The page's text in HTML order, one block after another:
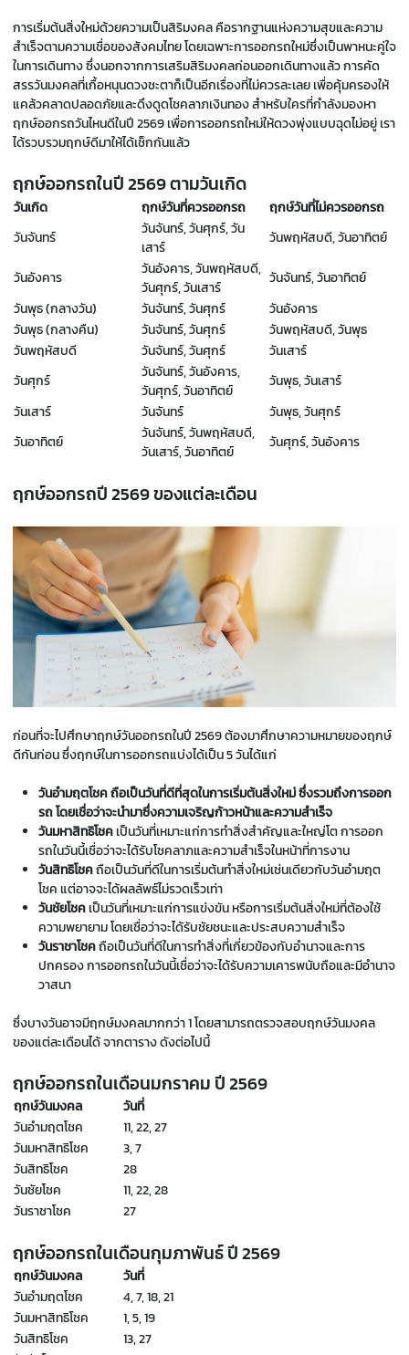
การเริ่มต้นสิ่งใหม่ด้วยความเป็นสิริมงคล คือรากฐานแห่งความสุขและความ
สำเร็จตามความเชื่อของสังคมไทย โดยเฉพาะการออกรถใหม่ซึ่งเป็นพาหนะคู่ใจ
ในการเดินทาง ซึ่งนอกจากการเสริมสิริมงคลก่อนออกเดินทางแล้ว การคัด
สรรวันมงคลที่เกื้อหนุนดวงชะตาก็เป็นอีกเรื่องที่ไม่ควรละเลย เพื่อคุ้มครองให้
แคล้วคลาดปลอดภัยและดึงดูดโชคลาภเงินทอง สำหรับใครที่กำลังมองหา
ฤกษ์ออกรถวันไหนดีในปี 2569 เพื่อการออกรถใหม่ให้ดวงพุ่งแบบฉุดไม่อยู่ เรา
ได้รวบรวมฤกษ์ดีมาให้ได้เช็กกันแล้ว
ฤกษ์ออกรถในปี 2569 ตามวันเกิด
วันเกิด ฤกษ์วันที่ควรออกรถ
ฤกษ์วันที่ไม่ควรออกรถ
วันจันทร์
วันจันทร์, วันศุกร์, วัน
เสาร์
วันพฤหัสบดี, วันอาทิตย์
วันอังคาร
วันอังคาร, วันพฤหัสบดี,
วันศุกร์, วันเสาร์
วันจันทร์, วันอาทิตย์
วันพุธ (กลางวัน)
วันจันทร์, วันศุกร์
วันอังคาร
วันพุธ (กลางคืน)
วันจันทร์, วันศุกร์
วันพฤหัสบดี, วันพุธ
วันพฤหัสบดี
วันจันทร์, วันศุกร์
วันเสาร์
วันศุกร์
วันจันทร์, วันอังคาร,
วันศุกร์, วันอาทิตย์
วันพุธ, วันเสาร์
วันเสาร์
วันจันทร์
วันพุธ, วันศุกร์
วันอาทิตย์
วันจันทร์, วันพฤหัสบดี,
วันเสาร์, วันอาทิตย์
วันศุกร์, วันอังคาร
ฤกษ์ออกรถปี2569ของแต่ละเดือน
ก่อนที่จะไปศึกษาฤกษ์วันออกรถในปี 2569 ต้องมาศึกษาความหมายของฤกษ์
ดีกันก่อน ซึ่งฤกษ์ในการออกรถแบ่งได้เป็น 5 วันได้แก่
วันอำมฤตโชคถือเป็นวันที่ดีที่สุดในการเริ่มต้นสิ่งใหม่ ซึ่งรวมถึงการออก
รถ โดยเชื่อว่าจะนำมาซึ่งความเจริญก้าวหน้าและความสำเร็จ
วันมหาสิทธิโชคเป็นวันที่เหมาะแก่การทำสิ่งสำคัญและใหญ่โต การออก
รถในวันนี้เชื่อว่าจะได้รับโชคลาภและความสำเร็จในหน้าที่การงาน
วันสิทธิโชคถือเป็นวันที่ดีในการเริ่มต้นทำสิ่งใหม่เช่นเดียวกับวันอำมฤต
โชค แต่อาจจะได้ผลลัพธ์ไม่รวดเร็วเท่า
วันชัยโชคเป็นวันที่เหมาะแก่การแข่งขัน หรือการเริ่มต้นสิ่งใหม่ที่ต้องใช้
ความพยายาม โดยเชื่อว่าจะได้รับชัยชนะและประสบความสำเร็จ
วันราชาโชคถือเป็นวันที่ดีในการทำสิ่งที่เกี่ยวข้องกับอำนาจและการ
ปกครอง การออกรถในวันนี้เชื่อว่าจะได้รับความเคารพนับถือและมีอำนาจ
วาสนา
ซึ่งบางวันอาจมีฤกษ์มงคลมากกว่า 1 โดยสามารถตรวจสอบฤกษ์วันมงคล
ของแต่ละเดือนได้ จากตาราง ดังต่อไปนี้
ฤกษ์ออกรถในเดือนมกราคม ปี2569
ฤกษ์วันมงคล
วันที่
วันอำมฤตโชค
11, 22, 27
วันมหาสิทธิโชค
3, 7
วันสิทธิโชค
28
วันชัยโชค
11, 22, 28
วันราชาโชค
27
ฤกษ์ออกรถในเดือนกุมภาพันธ์ ปี2569
ฤกษ์วันมงคล
วันที่
วันอำมฤตโชค
4, 7, 18, 21
วันมหาสิทธิโชค
1, 5, 19
วันสิทธิโชค
13, 27